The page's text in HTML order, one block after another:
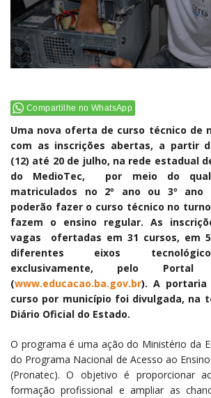
Compartilhe no WhatsApp
Uma nova oferta de curso técnico de
com as inscrições abertas, a partir
(12) até 20 de julho, na rede estadual
do MedioTec, por meio do
matriculados no 2º ano ou 3º ano
poderão fazer o curso técnico no
fazem o ensino regular. As
vagas ofertadas em 31 cursos, em
diferentes eixos
exclusivamente, pelo Portal
(www.educacao.ba.gov.br). A
curso por município foi divulgada, na
Diário Oficial do Estado.
O programa é uma ação do Ministério da
do Programa Nacional de Acesso ao
(Pronatec). O objetivo é proporcionar
formação profissional e ampliar as